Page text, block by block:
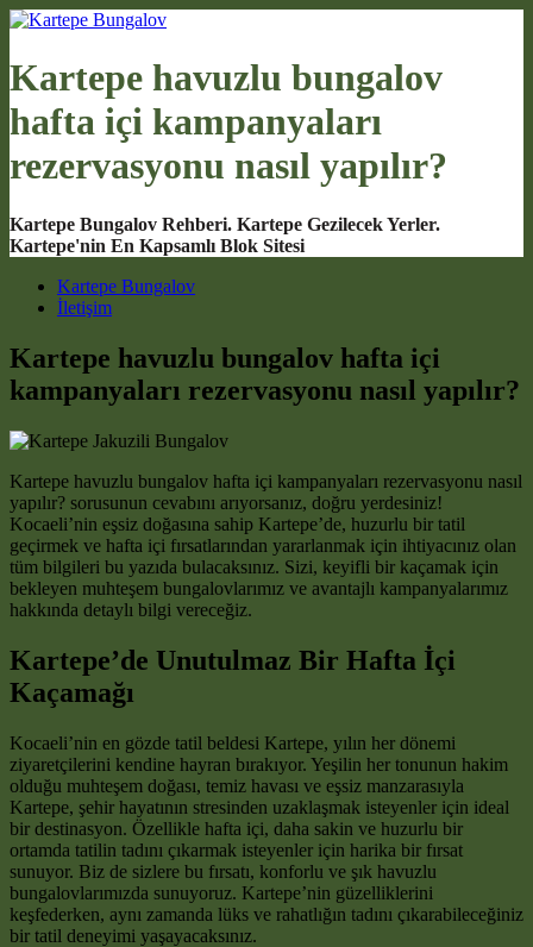
Kartepe havuzlu bungalov
hafta içi kampanyaları
rezervasyonu nasıl yapılır?
Kartepe Bungalov Rehberi. Kartepe Gezilecek Yerler.
Kartepe'nin En Kapsamlı Blok Sitesi
Main Navigation
Kartepe Bungalov
İletişim
Kartepe havuzlu bungalov hafta içi
kampanyaları rezervasyonu nasıl yapılır?
Kartepe havuzlu bungalov hafta içi kampanyaları rezervasyonu nasıl
yapılır? sorusunun cevabını arıyorsanız, doğru yerdesiniz!
Kocaeli’nin eşsiz doğasına sahip Kartepe’de, huzurlu bir tatil
geçirmek ve hafta içi fırsatlarından yararlanmak için ihtiyacınız olan
tüm bilgileri bu yazıda bulacaksınız. Sizi, keyifli bir kaçamak için
bekleyen muhteşem bungalovlarımız ve avantajlı kampanyalarımız
hakkında detaylı bilgi vereceğiz.
Kartepe’de Unutulmaz Bir Hafta İçi
Kaçamağı
Kocaeli’nin en gözde tatil beldesi Kartepe, yılın her dönemi
ziyaretçilerini kendine hayran bırakıyor. Yeşilin her tonunun hakim
olduğu muhteşem doğası, temiz havası ve eşsiz manzarasıyla
Kartepe, şehir hayatının stresinden uzaklaşmak isteyenler için ideal
bir destinasyon. Özellikle hafta içi, daha sakin ve huzurlu bir
ortamda tatilin tadını çıkarmak isteyenler için harika bir fırsat
sunuyor. Biz de sizlere bu fırsatı, konforlu ve şık havuzlu
bungalovlarımızda sunuyoruz. Kartepe’nin güzelliklerini
keşfederken, aynı zamanda lüks ve rahatlığın tadını çıkarabileceğiniz
bir tatil deneyimi yaşayacaksınız.